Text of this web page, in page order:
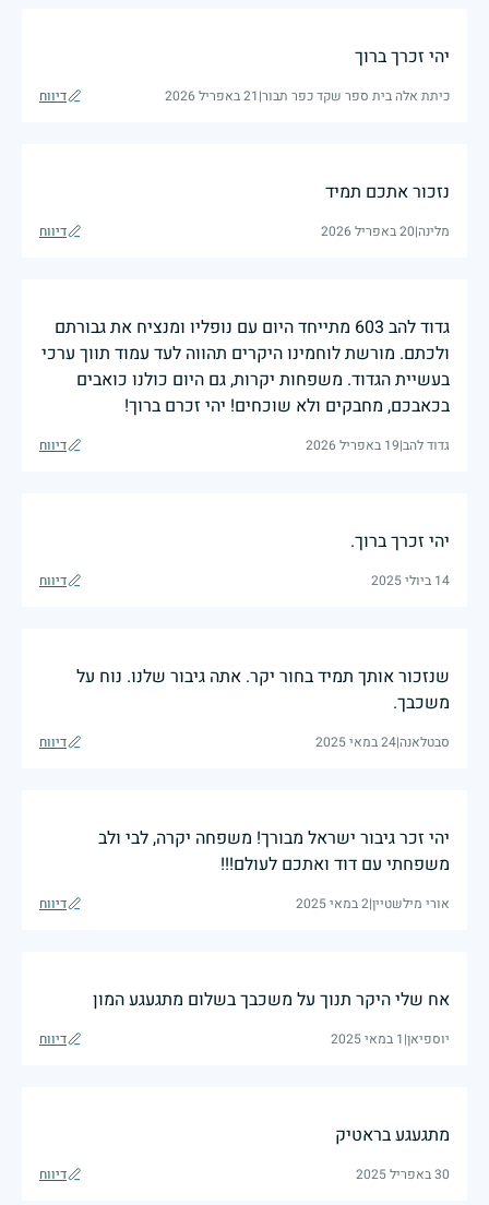
יהי זכרך ברוך
כיתת אלה בית ספר שקד כפר תבור|21 באפריל 2026 דיווח
נזכור אתכם תמיד
מלינה|20 באפריל 2026 דיווח
גדוד להב 603 מתייחד היום עם נופליו ומנציח את גבורתם
ולכתם. מורשת לוחמינו היקרים תהווה לעד עמוד תווך ערכי
בעשיית הגדוד. משפחות יקרות, גם היום כולנו כואבים
בכאבכם, מחבקים ולא שוכחים! יהי זכרם ברוך!
גדוד להב|19 באפריל 2026 דיווח
יהי זכרך ברוך.
14 ביולי 2025 דיווח
שנזכור אותך תמיד בחור יקר. אתה גיבור שלנו. נוח על
משכבך.
סבטלאנה|24 במאי 2025 דיווח
יהי זכר גיבור ישראל מבורך! משפחה יקרה, לבי ולב
משפחתי עם דוד ואתכם לעולם!!!
אורי מילשטיין|2 במאי 2025 דיווח
אח שלי היקר תנוך על משכבך בשלום מתגעגע המון
יוספיאן|1 במאי 2025 דיווח
מתגעגע בראטיק
30 באפריל 2025 דיווח